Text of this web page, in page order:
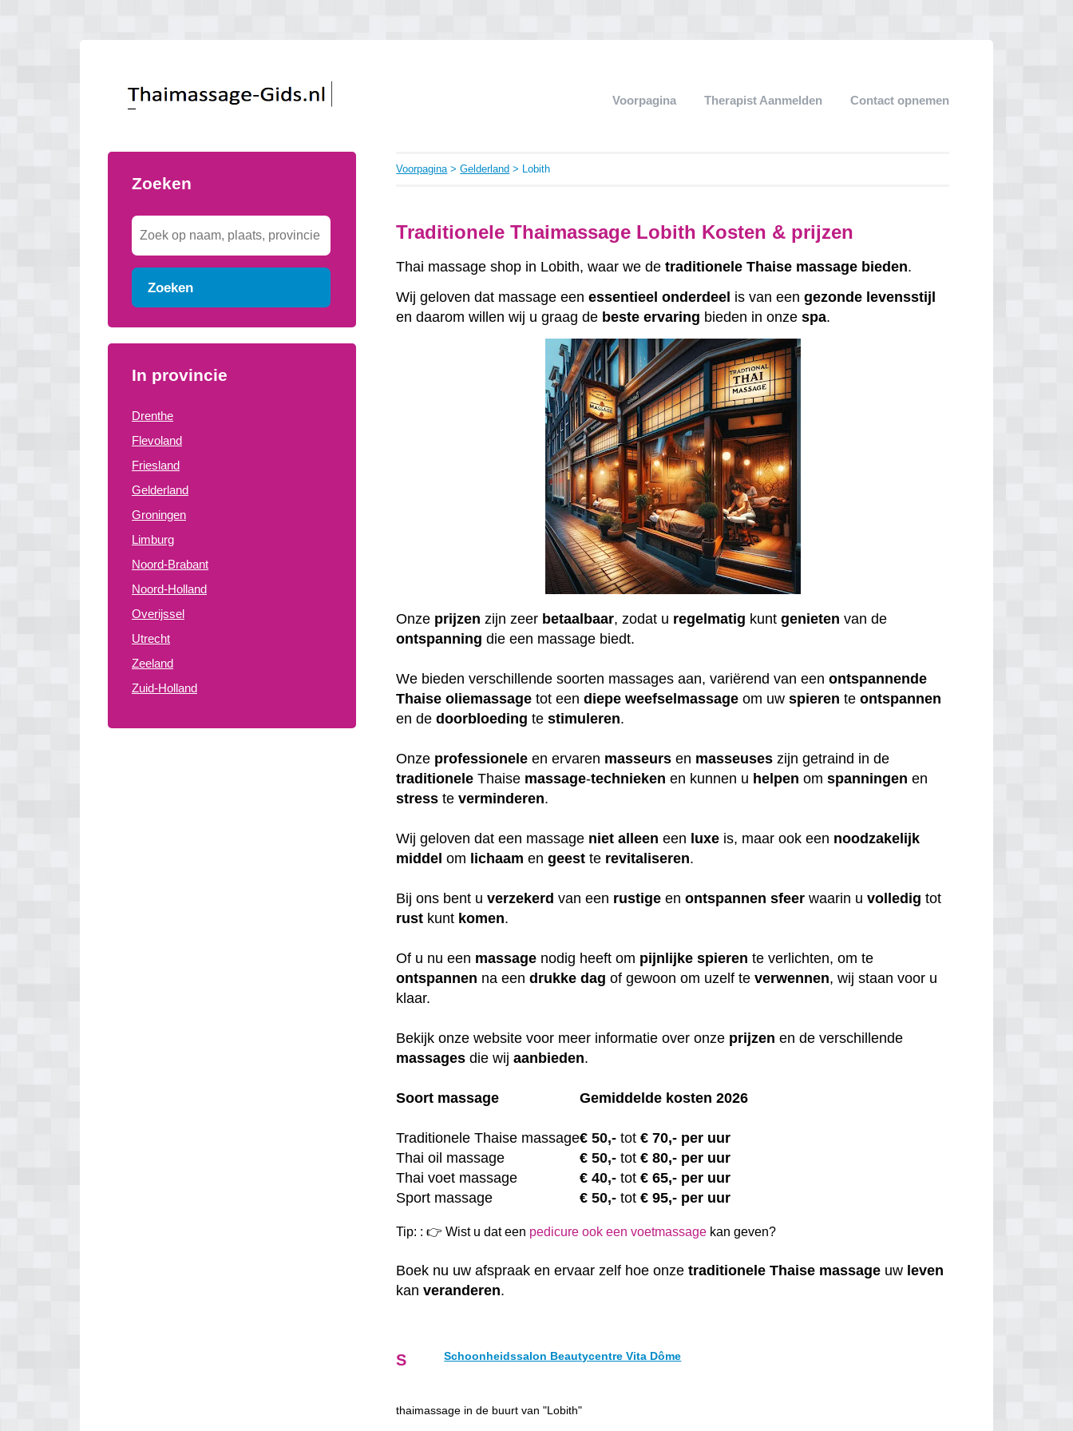
Voorpagina Therapist Aanmelden Contact opnemen
Zoeken
Zoeken
In provincie
Drenthe
Flevoland
Friesland
Gelderland
Groningen
Limburg
Noord-Brabant
Noord-Holland
Overijssel
Utrecht
Zeeland
Zuid-Holland
Voorpagina>Gelderland > Lobith
Traditionele Thaimassage Lobith Kosten & prijzen
Thai massage shop in Lobith, waar we detraditionele Thaise massage bieden.
Wij geloven dat massage eenessentieel onderdeel is van eengezonde levensstijl
en daarom willen wij u graag de beste ervaring bieden in onzespa.
Onze prijzen zijn zeer betaalbaar, zodat u regelmatig kuntgenieten van de
ontspanning die een massage biedt.
We bieden verschillende soorten massages aan, variërend van eenontspannende
Thaise oliemassage tot eendiepe weefselmassage om uwspieren teontspannen
en dedoorbloeding testimuleren.
Onze professionele en ervaren masseurs en masseuses zijn getraind in de
traditionele Thaise massage-technieken en kunnen u helpen omspanningen en
stress teverminderen.
Wij geloven dat een massage niet alleen een luxe is, maar ook een noodzakelijk
middel om lichaam engeest te revitaliseren.
Bij ons bent uverzekerd van een rustige enontspannen sfeer waarin uvolledig tot
rust kunt komen.
Of u nu een massage nodig heeft om pijnlijke spieren te verlichten, om te
ontspannen na eendrukke dag of gewoon om uzelf teverwennen, wij staan voor u
klaar.
Bekijk onze website voor meer informatie over onze prijzen en de verschillende
massages die wijaanbieden.
Soort massage Gemiddelde kosten 2026
Traditionele Thaise massage€50,- tot € 70,- per uur
Thai oil massage
€50,- tot€ 80,- per uur
Thai voet massage
€40,- tot€ 65,- per uur
Sport massage
€50,- tot€ 95,- per uur
Tip: : 👉 Wist u dat een pedicure ook een voetmassage kan geven?
Boek nu uw afspraak en ervaar zelf hoe onzetraditionele Thaise massage uw leven
kanveranderen.
S Schoonheidssalon Beautycentre Vita Dôme
thaimassage in de buurt van "Lobith"